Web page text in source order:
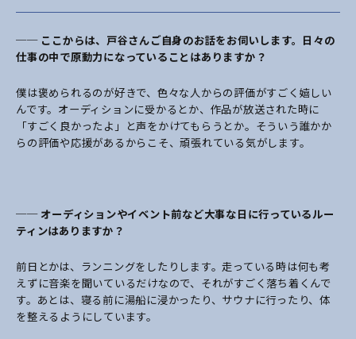
── ここからは、戸谷さんご自身のお話をお伺いします。日々の
仕事の中で原動力になっていることはありますか？
僕は褒められるのが好きで、色々な人からの評価がすごく嬉しい
んです。オーディションに受かるとか、作品が放送された時に
「すごく良かったよ」と声をかけてもらうとか。そういう誰かか
らの評価や応援があるからこそ、頑張れている気がします。
── オーディションやイベント前など大事な日に行っているルー
ティンはありますか？
前日とかは、ランニングをしたりします。走っている時は何も考
えずに音楽を聞いているだけなので、それがすごく落ち着くんで
す。あとは、寝る前に湯船に浸かったり、サウナに行ったり、体
を整えるようにしています。